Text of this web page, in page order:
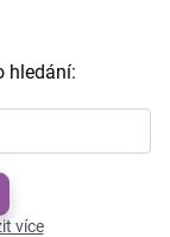
hledání:
více